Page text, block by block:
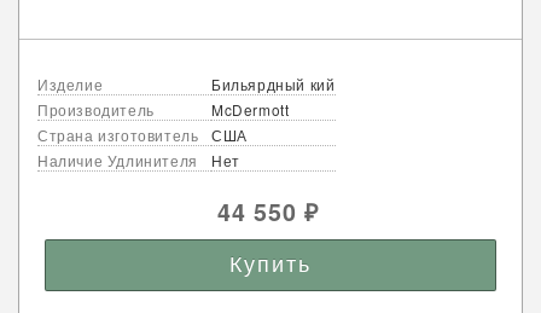
Изделие
Бильярдный кий
Производитель
McDermott
Страна изготовитель
США
Наличие Удлинителя
Нет
44 550 ₽